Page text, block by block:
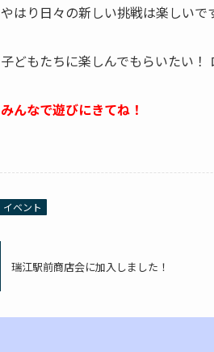
やはり日々の新しい挑戦は楽しいで
子どもたちに楽しんでもらいたい！
みんなで遊びにきてね！
イベント
瑞江駅前商店会に加入しました！